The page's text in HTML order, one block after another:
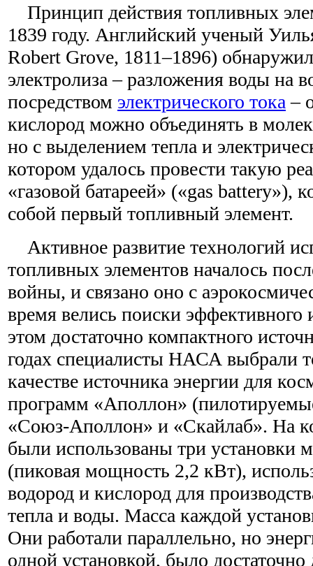
Принцип действия топливных
1839 году. Английский ученый
Robert Grove, 1811–1896)
электролиза – разложения воды на
посредством электрического тока –
кислород можно объединять в
но с выделением тепла и
котором удалось провести такую
«газовой батареей» («gas battery»),
собой первый топливный элемент.
Активное развитие технологий
топливных элементов началось
войны, и связано оно с
время велись поиски
этом достаточно компактного
годах специалисты НАСА выбрали
качестве источника энергии для
программ «Аполлон»
«Союз-Аполлон» и «Скайлаб». На
были использованы три установки
(пиковая мощность 2,2 кВт),
водород и кислород для
тепла и воды. Масса каждой
Они работали параллельно, но
одной установкой, было достаточно